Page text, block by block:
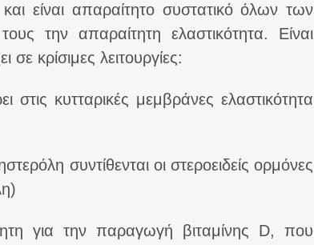
είναι απαραίτητο συστατικό όλων των
την απαραίτητη ελαστικότητα. Είναι
κρίσιμες λειτουργίες:
στις κυτταρικές μεμβράνες ελαστικότητα
συντίθενται οι στεροειδείς ορμόνες
για την παραγωγή βιταμίνης D, που